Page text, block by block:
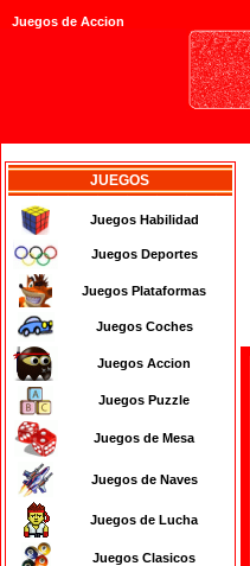
Juegos de Accion
JUEGOS
Juegos Habilidad
Juegos Deportes
Juegos Plataformas
Juegos Coches
Juegos Accion
Juegos Puzzle
Juegos de Mesa
Juegos de Naves
Juegos de Lucha
Juegos Clasicos